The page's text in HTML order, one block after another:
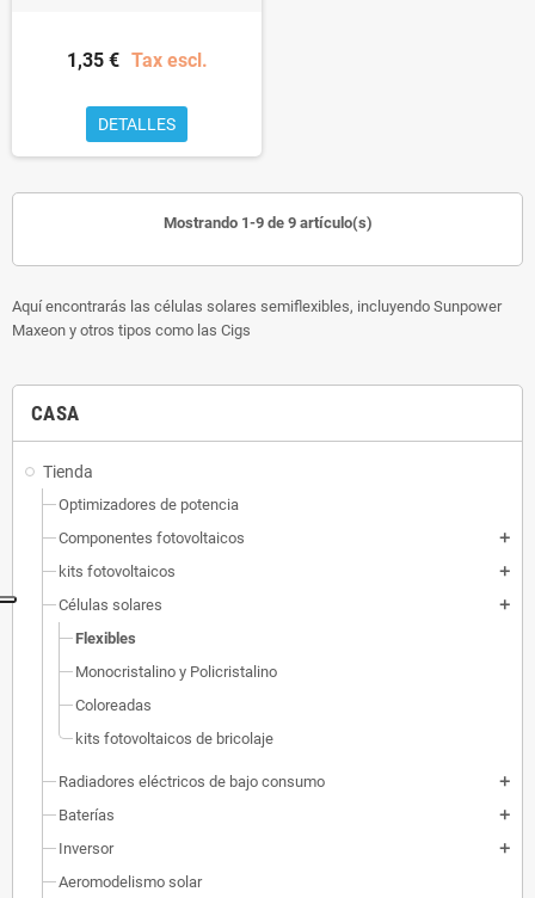
CASA
Tienda
Optimizadores de potencia
Componentes fotovoltaicos
add
kits fotovoltaicos add
Células solares add
Flexibles
Monocristalino y Policristalino
Coloreadas
kits fotovoltaicos de bricolaje
Radiadores eléctricos de bajo consumo add
Baterías add
Inversor add
Aeromodelismo solar
1,35 € Tax escl.
DETALLES
Mostrando 1-9 de 9 artículo(s)
Aquí encontrarás las células solares semiflexibles, incluyendo Sunpower
Maxeon y otros tipos como las Cigs